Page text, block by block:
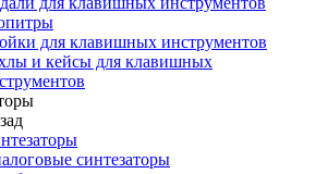
для клавишных инструментов
и кейсы для клавишных
синтезаторы